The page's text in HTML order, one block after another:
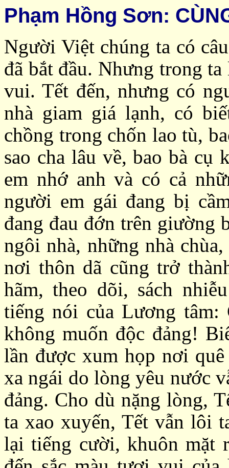
Phạm Hồng Sơn:
Người Việt chúng ta có
đã bắt đầu. Nhưng trong
vui. Tết đến, nhưng có
nhà giam giá lạnh, có
chồng trong chốn lao tù,
sao cha lâu về, bao bà cụ
em nhớ anh và có cả
người em gái đang bị
đang đau đớn trên giường
ngôi nhà, những nhà
nơi thôn dã cũng trở
hãm, theo dõi, sách
tiếng nói của Lương
không muốn độc đảng!
lần được xum họp nơi
xa ngái do lòng yêu nước
đảng. Cho dù nặng lòng,
ta xao xuyến, Tết vẫn lôi
lại tiếng cười, khuôn mặt